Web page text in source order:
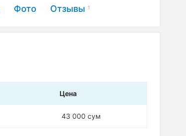
Фото Отзывы1
Цена
43 000 сум